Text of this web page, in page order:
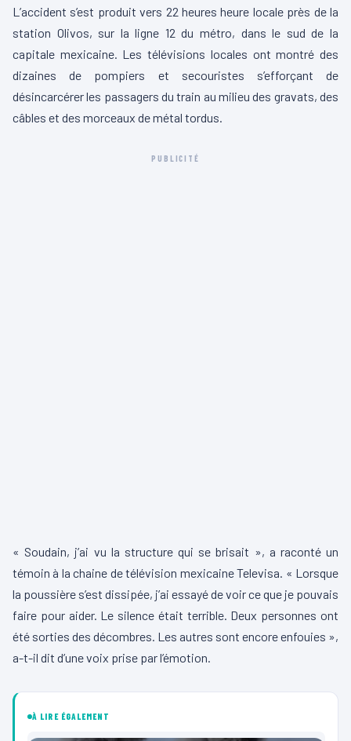
L’accident s’est produit vers 22 heures heure locale près de la
station Olivos, sur la ligne 12 du métro, dans le sud de la
capitale mexicaine. Les télévisions locales ont montré des
dizaines de pompiers et secouristes s’efforçant de
désincarcérer les passagers du train au milieu des gravats, des
câbles et des morceaux de métal tordus.
PUBLICITÉ
« Soudain, j’ai vu la structure qui se brisait », a raconté un
témoin à la chaine de télévision mexicaine Televisa. « Lorsque
la poussière s’est dissipée, j’ai essayé de voir ce que je pouvais
faire pour aider. Le silence était terrible. Deux personnes ont
été sorties des décombres. Les autres sont encore enfouies »,
a-t-il dit d’une voix prise par l’émotion.
À LIRE ÉGALEMENT